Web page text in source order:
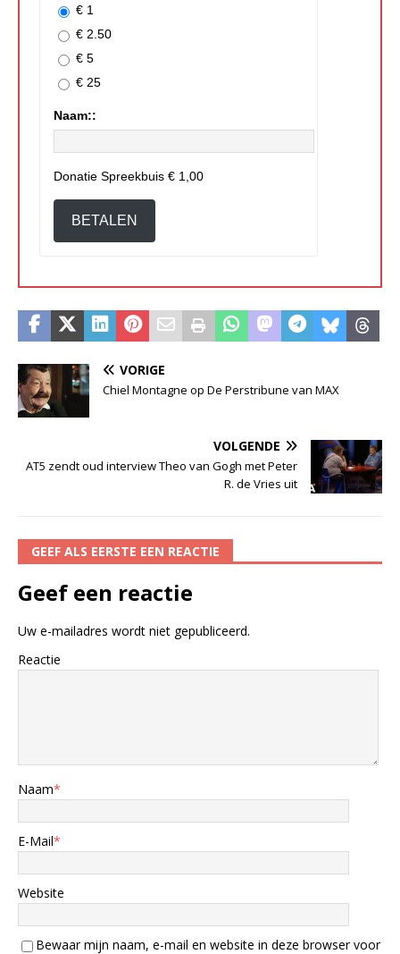
€ 1
€ 2.50
€ 5
€ 25
Naam::
Donatie Spreekbuis € 1,00
BETALEN
VORIGE
Chiel Montagne op De Perstribune van MAX
VOLGENDE
AT5 zendt oud interview Theo van Gogh met Peter
R. de Vries uit
GEEF ALS EERSTE EEN REACTIE
Geef een reactie
Uw e-mailadres wordt niet gepubliceerd.
Reactie
Naam*
E-Mail*
Website
Bewaar mijn naam, e-mail en website in deze browser voor